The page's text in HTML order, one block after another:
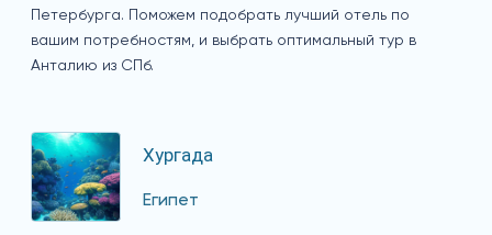
Петербурга. Поможем подобрать лучший отель по
вашим потребностям, и выбрать оптимальный тур в
Анталию из СПб.
Хургада
Египет